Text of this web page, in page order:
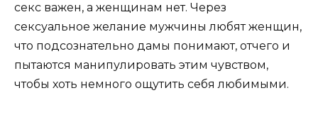
секс важен, а женщинам нет. Через
сексуальное желание мужчины любят женщин,
что подсознательно дамы понимают, отчего и
пытаются манипулировать этим чувством,
чтобы хоть немного ощутить себя любимыми.